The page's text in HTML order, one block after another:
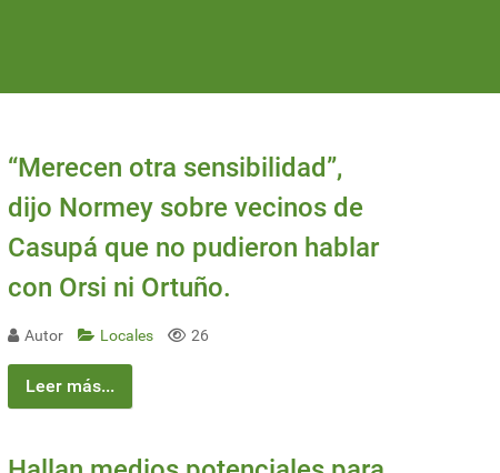
“Merecen otra sensibilidad”,
dijo Normey sobre vecinos de
Casupá que no pudieron hablar
con Orsi ni Ortuño.
Autor Locales 26
Leer más...